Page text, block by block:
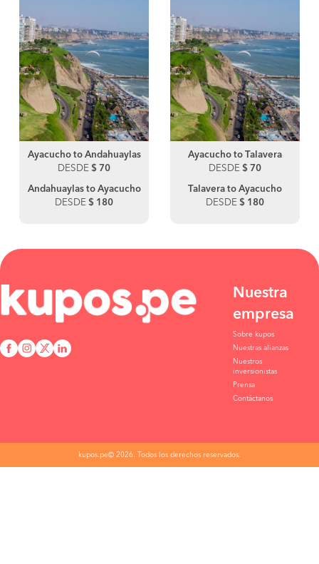
Ayacucho to Andahuaylas
DESDE $ 70
Andahuaylas to Ayacucho
DESDE $ 180
Ayacucho to Talavera
DESDE $ 70
Talavera to Ayacucho
DESDE $ 180
Nuestra
empresa
Sobre kupos
Nuestras alianzas
Nuestros
inversionistas
Prensa
Contáctanos
kupos.pe© 2026. Todos los derechos reservados.